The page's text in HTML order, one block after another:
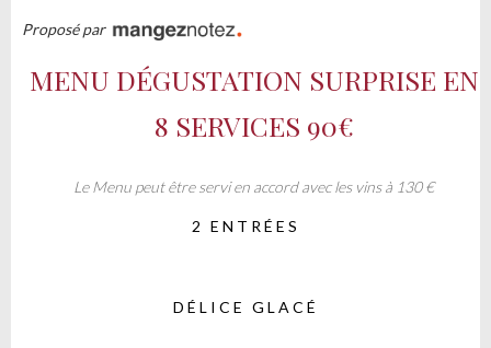
Proposé par
MENU DÉGUSTATION SURPRISE EN
8 SERVICES 90€
Le Menu peut être servi en accord avec les vins à 130 €
2 ENTRÉES
DÉLICE GLACÉ